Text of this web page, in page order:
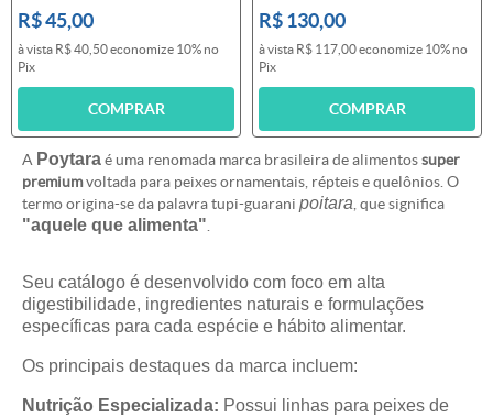
R$ 45,00
à vista R$ 40,50economize 10% no
Pix
COMPRAR
R$ 130,00
à vista R$ 117,00economize 10% no
Pix
COMPRAR
A Poytaraé uma renomada marca brasileira de alimentossuper
premiumvoltada para peixes ornamentais, répteis e quelônios. O
termo origina-se da palavra tupi-guarani poitara , que significa
"aquele que alimenta"
Seu catálogo é desenvolvido com foco em alta
digestibilidade, ingredientes naturais e formulações
específicas para cada espécie e hábito alimentar.
Os principais destaques da marca incluem:
Nutrição Especializada: Possui linhas para peixes de